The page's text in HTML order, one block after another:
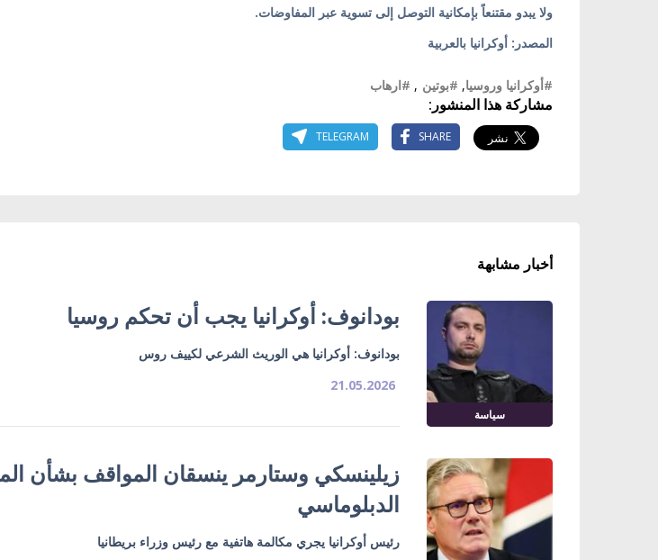
ولا يبدو مقتنعاً بإمكانية التوصل إلى تسوية عبر المفاوضات.
المصدر: أوكرانيا بالعربية
#أوكرانيا وروسيا, #بوتين , #ارهاب
مشاركة هذا المنشور:
SHARE
TELEGRAM
أخبار مشابهة
سياسة
بودانوف: أوكرانيا يجب أن تحكم روسيا
بودانوف: أوكرانيا هي الوريث الشرعي لكييف روس
21.05.2026
زيلينسكي وستارمر ينسقان المواقف بشأن
الدبلوماسي
رئيس أوكرانيا يجري مكالمة هاتفية مع رئيس وزراء بريطانيا